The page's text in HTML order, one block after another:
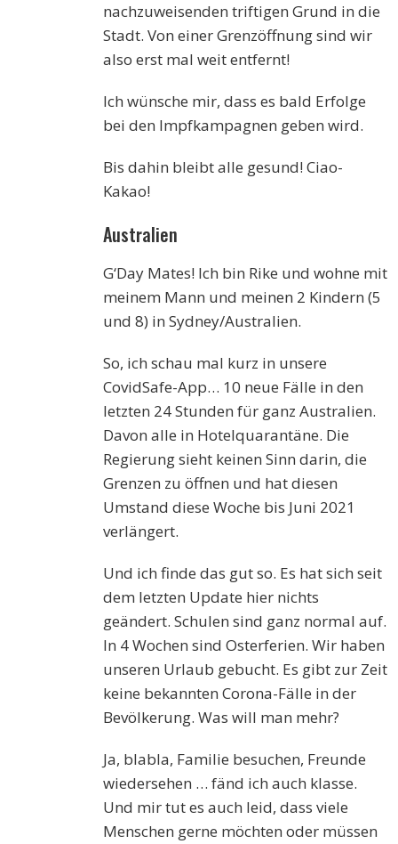
nachzuweisenden triftigen Grund in die
Stadt. Von einer Grenzöffnung sind wir
also erst mal weit entfernt!
Ich wünsche mir, dass es bald Erfolge
bei den Impfkampagnen geben wird.
Bis dahin bleibt alle gesund! Ciao-
Kakao!
Australien
G‘Day Mates! Ich bin Rike und wohne mit
meinem Mann und meinen 2 Kindern (5
und 8) in Sydney/Australien.
So, ich schau mal kurz in unsere
CovidSafe-App… 10 neue Fälle in den
letzten 24 Stunden für ganz Australien.
Davon alle in Hotelquarantäne. Die
Regierung sieht keinen Sinn darin, die
Grenzen zu öffnen und hat diesen
Umstand diese Woche bis Juni 2021
verlängert.
Und ich finde das gut so. Es hat sich seit
dem letzten Update hier nichts
geändert. Schulen sind ganz normal auf.
In 4 Wochen sind Osterferien. Wir haben
unseren Urlaub gebucht. Es gibt zur Zeit
keine bekannten Corona-Fälle in der
Bevölkerung. Was will man mehr?
Ja, blabla, Familie besuchen, Freunde
wiedersehen … fänd ich auch klasse.
Und mir tut es auch leid, dass viele
Menschen gerne möchten oder müssen